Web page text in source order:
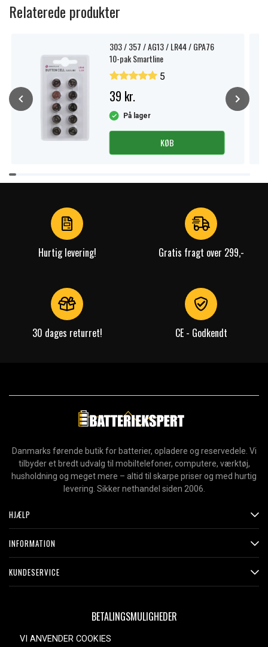
Relaterede produkter
303 / 357 / AG13 / LR44 / GPA76
10-pak Smartline
5
39 kr.
På lager
KØB
Item
1
Hurtig levering! Gratis fragt over 299,-
30 dages returret! CE - Godkendt
Danmarks førende butik for batterier, opladere og reservedele. Vi
tilbyder et bredt udvalg til mobiltelefoner, computere, værktøj,
husholdning og meget mere – altid til skarpe priser og med hurtig
levering. Sikker nethandel siden 2006.
HJÆLP
INFORMATION
KUNDESERVICE
BETALINGSMULIGHEDER
VI ANVENDER COOKIES